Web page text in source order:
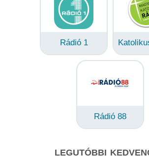
Rádió 1
Rádió 88
LEGUTÓBBI